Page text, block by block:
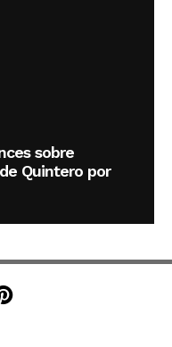
sobre
Quintero por
(Twitter)
TikTok
de Minuto30 en
en LinkedIn
Minuto30 en